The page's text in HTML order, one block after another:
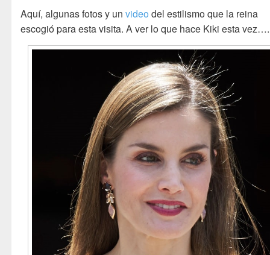
Aquí, algunas fotos y unvideodel estilismo que la reina
escogió para esta visita. A ver lo que hace Kiki esta vez….